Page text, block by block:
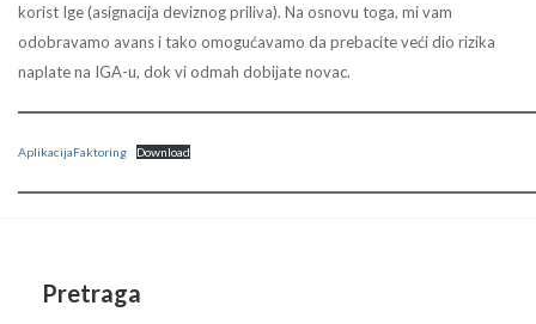
korist Ige (asignacija deviznog priliva). Na osnovu toga, mi vam
odobravamo avans i tako omogućavamo da prebacite veći dio rizika
naplate na IGA-u, dok vi odmah dobijate novac.
AplikacijaFaktoring Download
Pretraga